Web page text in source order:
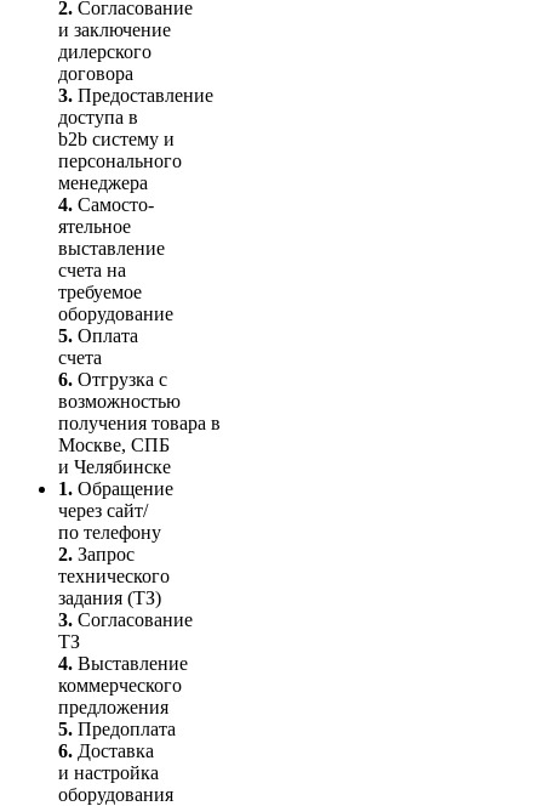
2. Согласование
и заключение
дилерского
договора
3. Пре­до­ста­вле­ние
доступа в
b2b систему и
персо­нального
мене­джера
4. Само­сто­-
ятель­ное
выставление
счета на
требуемое
оборудование
5. Оплата
счета
6. Отгрузка с
возможностью
получения товара в
Москве, СПБ
и Челябинске
1. Обращение
через сайт/
по телефону
2. Запрос
технического
задания (ТЗ)
3. Согласование
ТЗ
4. Выставление
коммерческого
предложения
5. Предоплата
6. Доставка
и настройка
оборудования